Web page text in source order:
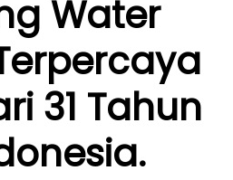
Water
31 Tahun